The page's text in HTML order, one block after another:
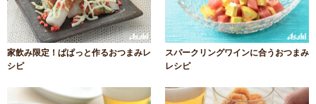
家飲み限定！ぱぱっと作るおつまみレ
シピ
スパークリングワインに合うおつまみ
レシピ